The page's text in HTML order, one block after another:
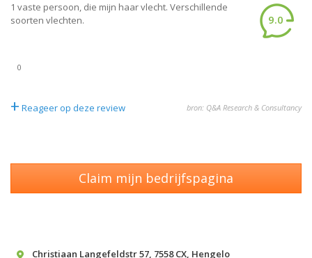
1 vaste persoon, die mijn haar vlecht. Verschillende
soorten vlechten.
9.0
0
+ Reageer op deze review bron: Q&A Research & Consultancy
Claim mijn bedrijfspagina
Christiaan Langefeldstr 57, 7558 CX, Hengelo